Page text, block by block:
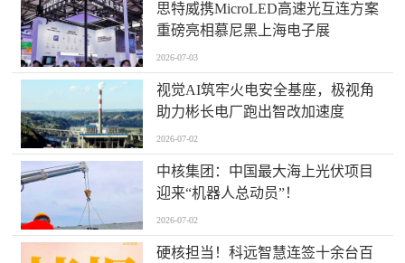
思特威携MicroLED高速光互连方案
重磅亮相慕尼黑上海电子展
2026-07-03
视觉AI筑牢火电安全基座，极视角
助力彬长电厂跑出智改加速度
2026-07-02
中核集团：中国最大海上光伏项目
迎来“机器人总动员”！
2026-07-02
硬核担当！科远智慧连签十余台百